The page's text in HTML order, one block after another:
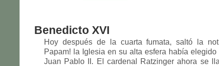
Benedicto XVI
Hoy después de la cuarta fumata, saltó la
Papam! la Iglesia en su alta esfera había
Juan Pablo II. El cardenal Ratzinger ahora se